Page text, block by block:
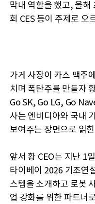
막내 역할을 했고, 올해
회 CES 등이 주제로 오
가게 사장이 카스 맥주
치며 폭탄주를 만들자
Go SK, Go LG, Go
사는 엔비디아와 국내
보여주는 장면으로 읽
앞서 황 CEO는 지난 1
타이베이 2026 기조연
스템을 소개하고 로봇
업 강화를 위한 파트너